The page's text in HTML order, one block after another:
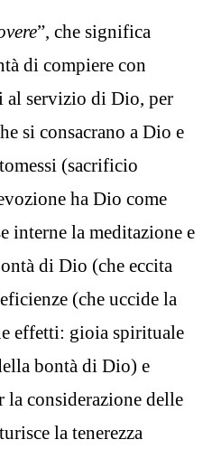
”, che significa
di compiere con
al servizio di Dio, per
si consacrano a Dio e
(sacrificio
ha Dio come
interne la meditazione e
di Dio (che eccita
(che uccide la
effetti: gioia spirituale
bontà di Dio) e
la considerazione delle
la tenerezza